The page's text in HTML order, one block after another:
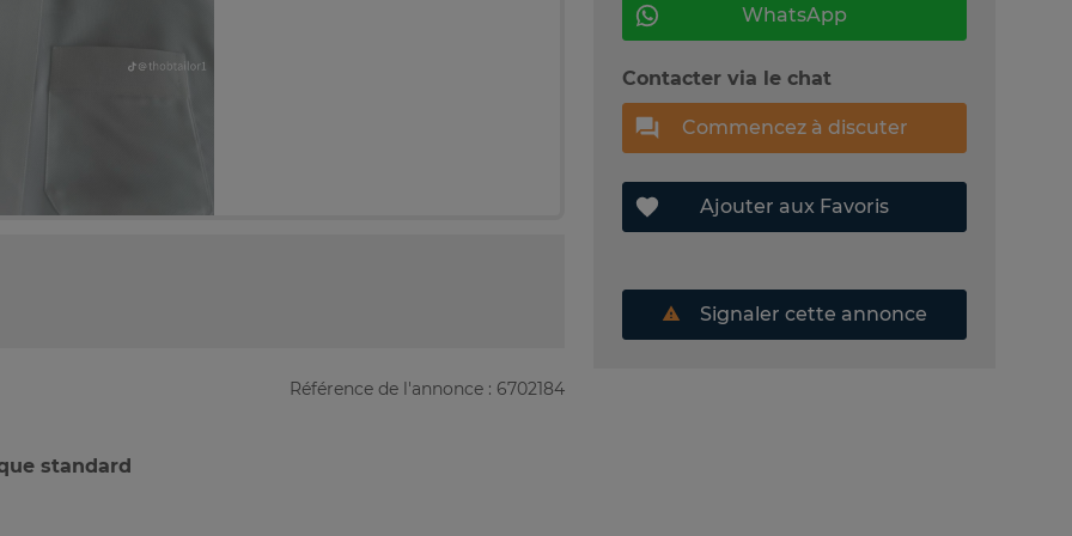
Référence de l'annonce : 6702184
standard
WhatsApp
Contacter via le chat
Commencez à discuter
Ajouter aux Favoris
Signaler cette annonce